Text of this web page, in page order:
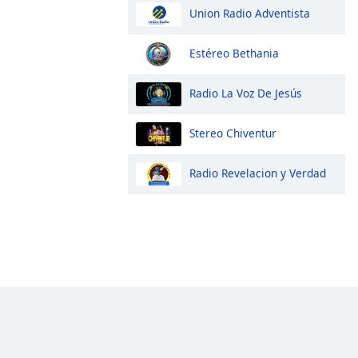
Union Radio Adventista
Estéreo Bethania
Radio La Voz De Jesús
Stereo Chiventur
Radio Revelacion y Verdad